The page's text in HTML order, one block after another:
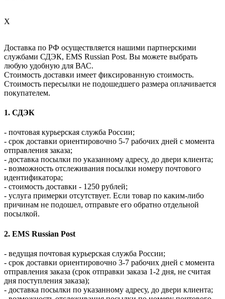
X
Доставка по РФ осуществляется нашими партнерскими
службами СДЭК, EMS Russian Post. Вы можете выбрать
любую удобную для ВАС.
Стоимость доставки имеет фиксированную стоимость.
Стоимость пересылки не подошедшего размера оплачивается
покупателем.
1. СДЭК
- почтовая курьерская служба России;
- срок доставки ориентировочно 5-7 рабочих дней с момента
отправления заказа;
- доставка посылки по указанному адресу, до двери клиента;
- возможность отслеживания посылки номеру почтового
идентификатора;
- стоимость доставки - 1250 рублей;
- услуга примерки отсутствует. Если товар по каким-либо
причинам не подошел, отправьте его обратно отдельной
посылкой.
2. EMS Russian Post
- ведущая почтовая курьерская служба России;
- срок доставки ориентировочно 3-7 рабочих дней с момента
отправления заказа (срок отправки заказа 1-2 дня, не считая
дня поступления заказа);
- доставка посылки по указанному адресу, до двери клиента;